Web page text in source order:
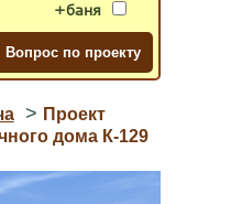
+баня
> Проект
дома К-129